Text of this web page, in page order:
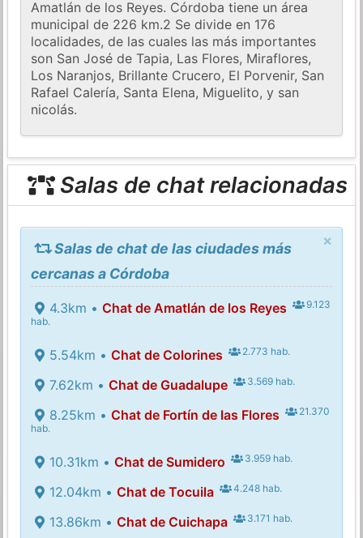
Amatlán de los Reyes. Córdoba tiene un área
municipal de 226 km.2 Se divide en 176
localidades, de las cuales las más importantes
son San José de Tapia, Las Flores, Miraflores,
Los Naranjos, Brillante Crucero, El Porvenir, San
Rafael Calería, Santa Elena, Miguelito, y san
nicolás.
Salas de chat relacionadas
×
Salas de chat de las ciudades más
cercanas a Córdoba
4.3km • Chat de Amatlán de los Reyes
9.123
hab.
5.54km • Chat de Colorines 2.773 hab.
7.62km • Chat de Guadalupe 3.569 hab.
8.25km • Chat de Fortín de las Flores
21.370
hab.
10.31km • Chat de Sumidero 3.959 hab.
12.04km • Chat de Tocuila 4.248 hab.
13.86km • Chat de Cuichapa 3.171 hab.